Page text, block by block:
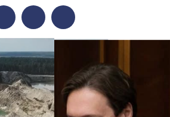
TwitterTelegram